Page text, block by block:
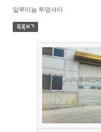
알루미늄 투명셔터